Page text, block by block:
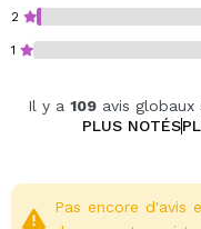
2
1
Il y a 109avis globaux
PLUS NOTÉS
Pas encore d'avis